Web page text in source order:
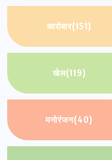
कारोबार(151)
खेल(119)
मनोरंजन(40)